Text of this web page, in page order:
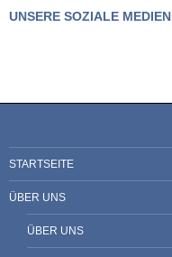
UNSERE SOZIALE MEDIEN
STARTSEITE
ÜBER UNS
ÜBER UNS